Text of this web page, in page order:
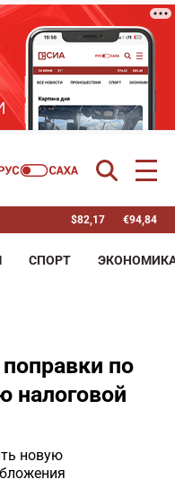
$82,17 €94,84
СПОРТ
по
налоговой
новую